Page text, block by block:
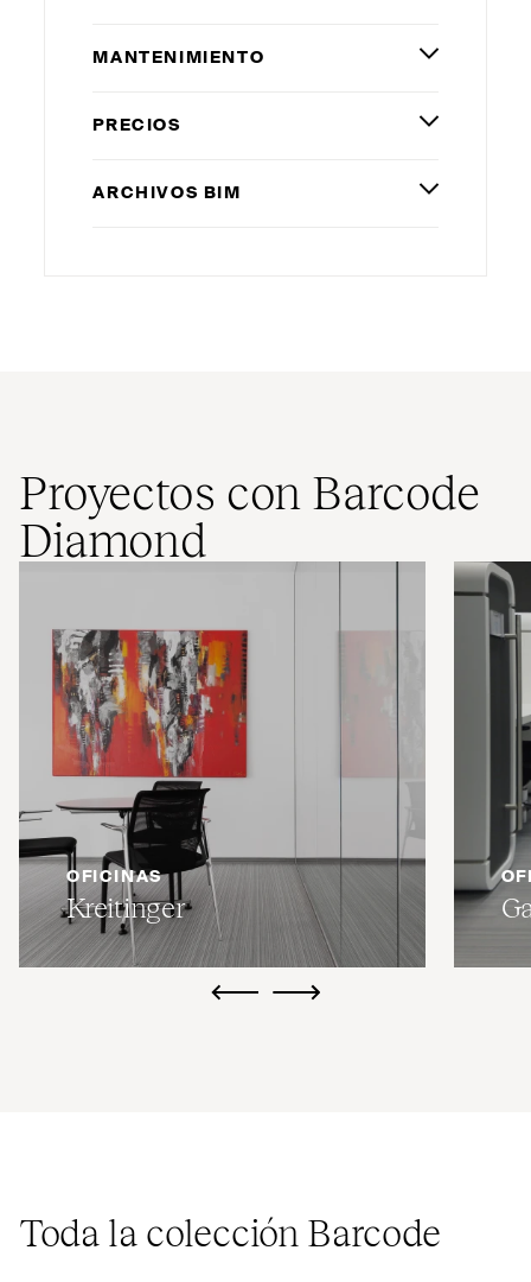
MANTENIMIENTO
PRECIOS
ARCHIVOS BIM
Proyectos con Barcode
Diamond
OFICINAS
Kreitinger
ui.previousui.next
Toda la colección Barcode